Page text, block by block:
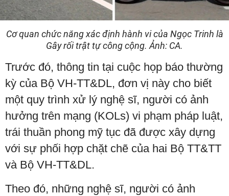
Cơ quan chức năng xác định hành vi của Ngọc Trinh là
Gây rối trật tự công cộng. Ảnh: CA.
Trước đó, thông tin tại cuộc họp báo thường
kỳ của Bộ VH-TT&DL, đơn vị này cho biết
một quy trình xử lý nghệ sĩ, người có ảnh
hưởng trên mạng (KOLs) vi phạm pháp luật,
trái thuần phong mỹ tục đã được xây dựng
với sự phối hợp chặt chẽ của hai Bộ TT&TT
và Bộ VH-TT&DL.
Theo đó, những nghệ sĩ, người có ảnh